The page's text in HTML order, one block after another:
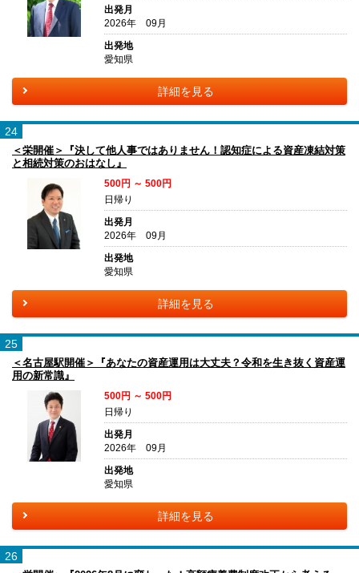
出発月
2026年 09月
出発地
愛知県
詳細を見る
24
＜栄開催＞『決して他人事ではありません！認知症による資産凍結対策
と相続対策のおはなし』
500円 ～ 500円
日帰り
出発月
2026年 09月
出発地
愛知県
詳細を見る
25
＜名古屋駅開催＞『あなたの資産運用は大丈夫？令和を生き抜く資産運
用の新常識』
500円 ～ 500円
日帰り
出発月
2026年 09月
出発地
愛知県
詳細を見る
26